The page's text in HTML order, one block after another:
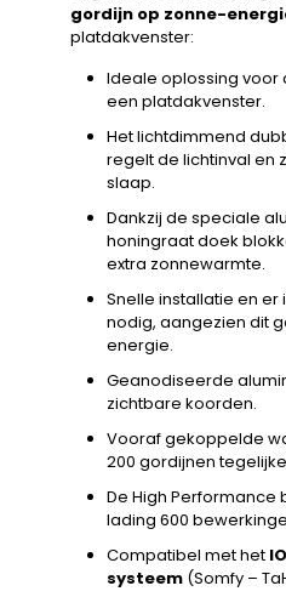
gordijn op zonne-
platdakvenster:
Ideale oplossing voor
een platdakvenster.
Het lichtdimmend
regelt de lichtinval en
slaap.
Dankzij de speciale
honingraat doek
extra zonnewarmte.
Snelle installatie en
nodig, aangezien dit
energie.
Geanodiseerde
zichtbare koorden.
Vooraf gekoppelde
200 gordijnen
De High Performance
lading 600
Compatibel met het
systeem (Somfy –